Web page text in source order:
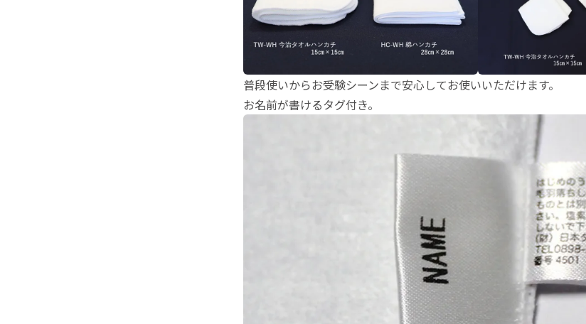
普段使いからお受験シーンまで安心してお使いいただけます。
お名前が書けるタグ付き。